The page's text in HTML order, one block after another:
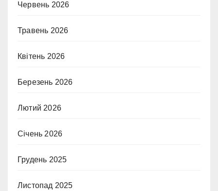
Червень 2026
Травень 2026
Квітень 2026
Березень 2026
Лютий 2026
Січень 2026
Грудень 2025
Листопад 2025